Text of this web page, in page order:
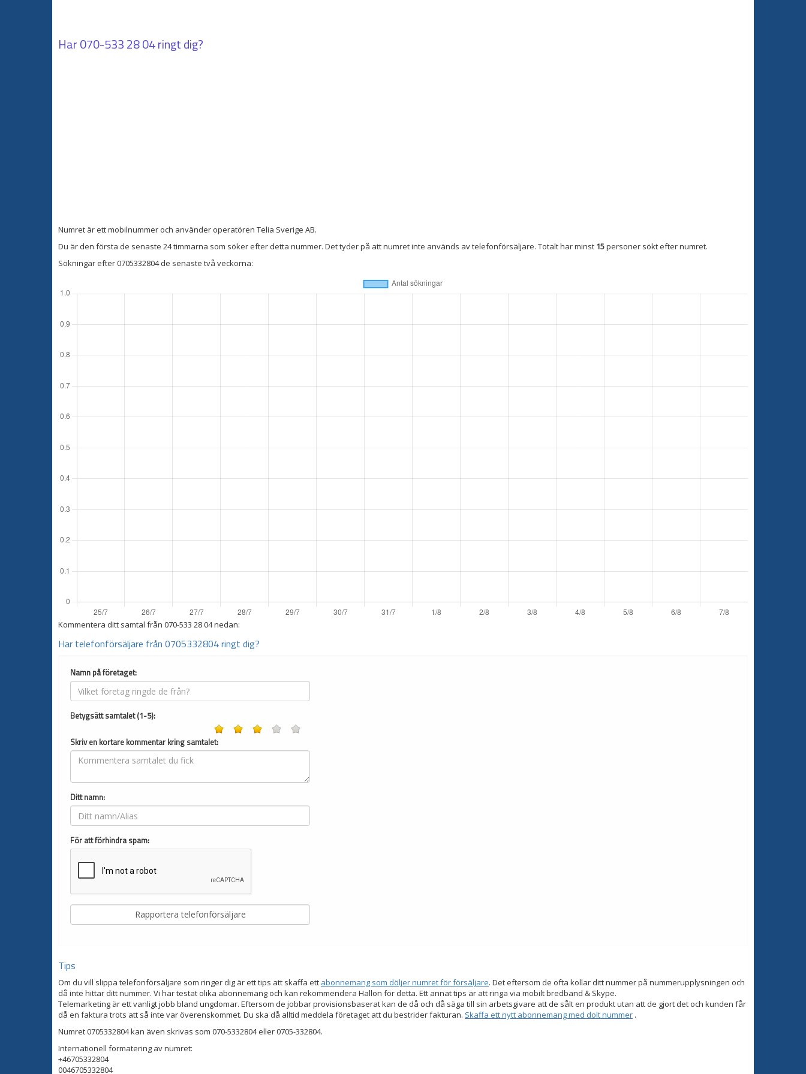
Har070-533 28 04ringt dig?
Numret är ett mobilnummer och använder operatören Telia Sverige AB.
Du är den första de senaste 24 timmarna som söker efter detta nummer. Det tyder på att numret inte används av telefonförsäljare. Totalt har minst 15personer sökt efter numret.
Sökningar efter 0705332804 de senaste två veckorna:
Kommentera ditt samtal från 070-533 28 04nedan:
Har telefonförsäljare från 0705332804 ringt dig?
Namn på företaget:
Betygsätt samtalet (1-5):
Skriv en kortare kommentar kring samtalet:
Ditt namn:
För att förhindra spam:
Tips
Om du vill slippa telefonförsäljare som ringer dig är ett tips att skaffa ett abonnemang som döljer numret för försäljare. Det eftersom de ofta kollar ditt nummer på nummerupplysningen och
då inte hittar ditt nummer. Vi har testat olika abonnemang och kan rekommendera Hallon för detta. Ett annat tips är att ringa via mobilt bredband & Skype.
Telemarketing är ett vanligt jobb bland ungdomar. Eftersom de jobbar provisionsbaserat kan de då och då säga till sin arbetsgivare att de sålt en produkt utan att de gjort det och kunden får
då en faktura trots att så inte var överenskommet. Du ska då alltid meddela företaget att du bestrider fakturan. Skaffa ett nytt abonnemang med dolt nummer .
Numret 0705332804 kan även skrivas som 070-5332804 eller 0705-332804.
Internationell formatering av numret:
+46705332804
0046705332804